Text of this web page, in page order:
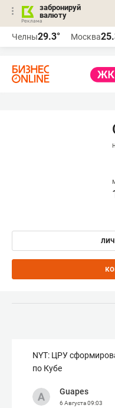
забронируй
валюту
Челны29.3° Москва
NYT: ЦРУ
по Кубе
Guapes
6 Августа09:03